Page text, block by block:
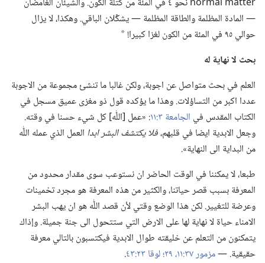
normal matter نحو ٤ في المئة من كتلة الكون.‏ والشيئان الغامضان
—‏ المادة المظلمة والطاقة المظلمة —‏ يشكِّلان الباقي.‏ وهكذا،‏ لا يزال
حوالي ٩٥ في المئة من الكون لغزا كبيرا!‏
*
بحث لانهاية له
العلم في بحث متواصل عن اجوبة،‏ ولكن غالبا ما تنشئ مجموعة من الاجوبة
عددا اكبر من التساؤلات.‏ وهذا ما يؤكده قول ذو مغزى عميق مسجل في
الكتاب المقدس في الجامعة ٣:‏١١
‏:‏ «عمل [اللّٰه] كل شيء حسنا في وقته.‏
وجعل الابدية ايضا في قلبهم،‏فلا يكتشف البشر ابدا العمل الذي عمله اللّٰه
من البداية الى النهاية».‏
طبعا،‏ لا يمكننا في الوقت الحاضر ان نستوعب سوى مقدار محدود من
المعرفة بسبب قصر حياتنا،‏ والكثير من هذه المعرفة هو مجرد تخمينات
وعرضة للتغيير.‏ لكن هذا الوضع وقتي لأن قصد اللّٰه هو ان يهب البشر
الامناء حياة لا نهاية لها على الارض التي ستتحول الى جنة جميلة.‏ وإذاك
يتمكنون من التعلم عن خليقته طوال الابدية فيكتسبون بالتالي معرفة
حقيقية.‏ —‏مزمور ٣٧:‏١١،‏ لوقا ٢٣:‏٤٣
‏.‏